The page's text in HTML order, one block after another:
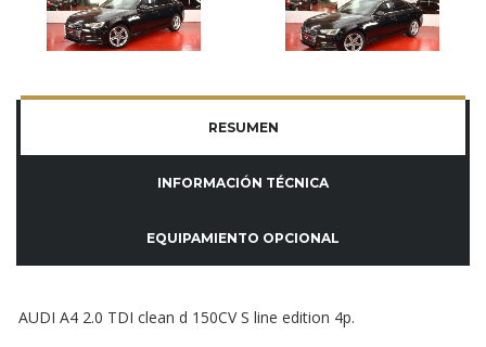
RESUMEN
INFORMACIÓN TÉCNICA
EQUIPAMIENTO OPCIONAL
AUDI A4 2.0 TDI clean d 150CV S line edition 4p.